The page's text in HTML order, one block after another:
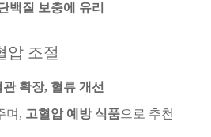
백질 보충에 유리
압 조절
관 확장, 혈류 개선
며, 고혈압 예방 식품으로 추천